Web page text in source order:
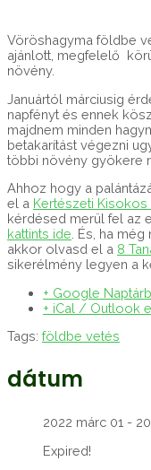
Vöröshagyma földbe
ajánlott, megfelelő
növény.
Januártól márciusig
napfényt és ennek
majdnem minden
betakarítást végezni
többi növény gyökere
Ahhoz hogy a
el a Kertészeti Kisokos
kérdésed merül fel az
kattints ide . És, ha
akkor olvasd el a 8
sikerélmény legyen a
+ Google
+ iCal / Outlook
Tags: földbe vetés
dátum
2022 márc 01 -
Expired!